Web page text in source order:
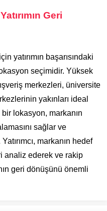
Geri
yatırımın başarısındaki
seçimidir. Yüksek
merkezleri, üniversite
yakınları ideal
lokasyon, markanın
sağlar ve
markanın hedef
analiz ederek ve rakip
geri dönüşünü önemli